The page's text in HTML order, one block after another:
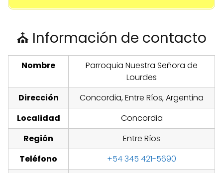
⛪ Información de contacto
Nombre
Parroquia Nuestra Señora de
Lourdes
Dirección
Concordia, Entre Ríos, Argentina
Localidad
Concordia
Región
Entre Ríos
Teléfono
+54 345 421-5690